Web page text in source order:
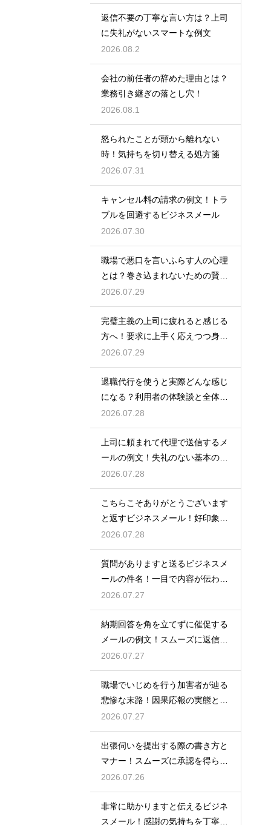
返信不要の丁寧な言い方は？上司
に失礼がないスマートな例文
2026.08.2
会社の前任者の辞めた理由とは？
業務引き継ぎの落とし穴！
2026.08.1
怒られたことが頭から離れない
時！気持ちを切り替える処方箋
2026.07.31
キャンセル料の請求の例文！トラ
ブルを回避するビジネスメール
2026.07.30
職場で悪口を言いふらす人の心理
とは？巻き込まれないための賢い
対処法
2026.07.29
完璧主義の上司に疲れると感じる
方へ！要求に上手く応えつつ身を
守る方法
2026.07.29
退職代行を使うと実際どんな感じ
になる？利用者の体験談と全体の
流れ
2026.07.28
上司に頼まれて代理で送信するメ
ールの例文！失礼のない基本の書
き方
2026.07.28
こちらこそありがとうございます
と返すビジネスメール！好印象な
例文
2026.07.28
質問がありますと送るビジネスメ
ールの件名！一目で内容が伝わる
書き方
2026.07.27
納期回答を角を立てずに催促する
メールの例文！スムーズに返信を
もらう術
2026.07.27
職場でいじめを行う加害者が辿る
悲惨な末路！因果応報の実態と身
の守り方
2026.07.27
出張伺いを提出する際の書き方と
マナー！スムーズに承認を得られ
る例文
2026.07.26
非常に助かりますと伝えるビジネ
スメール！感謝の気持ちを丁寧に